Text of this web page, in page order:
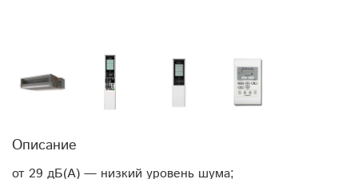
Описание
от 29 дБ(А) — низкий уровень шума;